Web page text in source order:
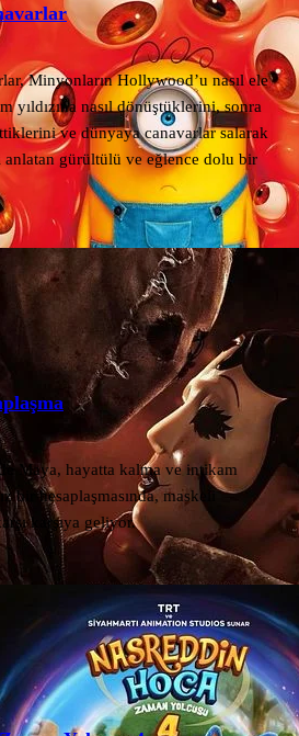
Minyonların Hollywood’u nasıl ele
yıldızına nasıl dönüştüklerini, sonra
ve dünyaya canavarlar salarak
gürültülü ve eğlence dolu bir
Maya, hayatta kalma ve intikam
bir hesaplaşmasında, maskeli
karşıya geliyor.